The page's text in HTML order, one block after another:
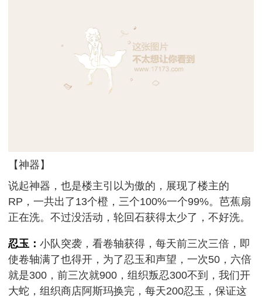
【神器】
说起神器，也是楼主引以为傲的，展现了楼主的
RP，一共出了13个橙，三个100%一个99%。芭蕉扇
正在洗。不过没活动，轮回石获得太少了，不好洗。
忍玉：小队突袭，看卷轴获得，每天前三次三倍，即
使卷轴满了也得开，为了忍玉和声望，一次50，六倍
就是300，前三次就900，组织叛忍300不到，我们开
大蛇，组织商店阿斯玛换完，每天200忍玉，保证这